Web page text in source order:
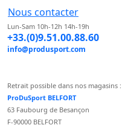
Nous contacter
Lun-Sam 10h-12h 14h-19h
+33.(0)9.51.00.88.60
info@produsport.com
Retrait possible dans nos magasins :
ProDuSport BELFORT
63 Faubourg de Besançon
F-90000 BELFORT